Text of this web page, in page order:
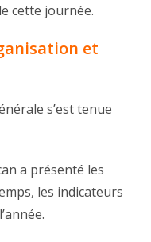
cette journée.
et
s’est tenue
a présenté les
les indicateurs